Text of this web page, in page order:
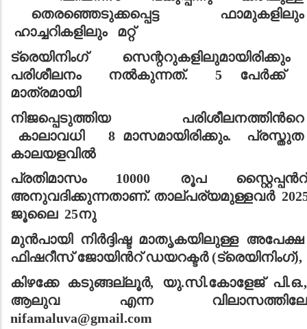
തെരഞ്ഞെടുക്കപ്പെട്ട ഫാമുകളിലും
ഹാച്ചറികളിലും മറ്റ്
ട്രെയിനിംഗ് സെന്ററുകളിലുമായിരിക്കും
പരിശീലനം നൽകുന്നത്. 5
പേർക്ക്
മാത്രമായി
നിജപ്പെടുത്തിയ പരിശീലനത്തിൻറെ
കാലാവധി 8 മാസമായിരിക്കും. പ്രസ്തുത
കാലയളവിൽ
പ്രതിമാസം 10000 രൂപ സ്റ്റൈപ്പൻറ്
അനുവദിക്കുന്നതാണ്. താല്പര്യമുള്ളവർ
ജൂലൈ 25നു
മുൻപായി നിർദ്ദിഷ്ട മാതൃകയിലുള്ള അപേക്ഷ
ഫിഷറീസ് ജോയിൻറ് ഡയറക്ടർ (ട്രെയിനിംഗ്),
കിഴക്കേ കടുങ്ങല്ലൂർ, യു.സി.കോളേജ് പി.ഒ.,
ആലുവ എന്ന വിലാസത്തിലേ
nifamaluva@gmail.com